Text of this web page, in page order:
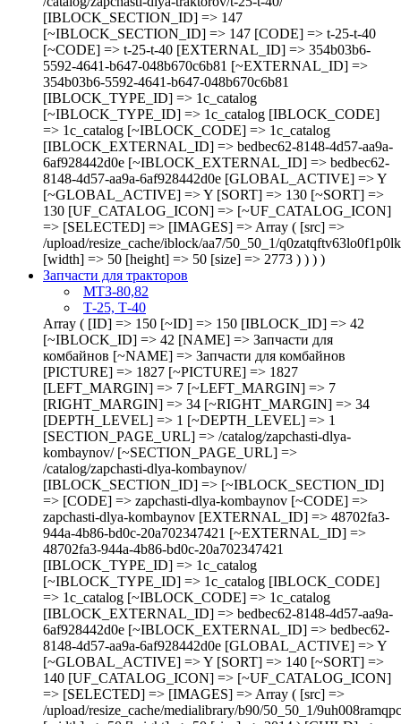
[IBLOCK_SECTION_ID] => 147
[~IBLOCK_SECTION_ID] => 147 [CODE] => t-25-t-40
[~CODE] => t-25-t-40 [EXTERNAL_ID] => 354b03b6-
5592-4641-b647-048b670c6b81 [~EXTERNAL_ID] =>
354b03b6-5592-4641-b647-048b670c6b81
[IBLOCK_TYPE_ID] => 1c_catalog
[~IBLOCK_TYPE_ID] => 1c_catalog [IBLOCK_CODE]
=> 1c_catalog [~IBLOCK_CODE] => 1c_catalog
[IBLOCK_EXTERNAL_ID] => bedbec62-8148-4d57-aa9a-
6af928442d0e [~IBLOCK_EXTERNAL_ID] => bedbec62-
8148-4d57-aa9a-6af928442d0e [GLOBAL_ACTIVE] => Y
[~GLOBAL_ACTIVE] => Y [SORT] => 130 [~SORT] =>
130 [UF_CATALOG_ICON] => [~UF_CATALOG_ICON]
=> [SELECTED] => [IMAGES] => Array ( [src] =>
/upload/resize_cache/iblock/aa7/50_50_1/
[width] => 50 [height] => 50 [size] => 2773 ) ) ) )
Запчасти для тракторов
МТЗ-80,82
Т-25, Т-40
Array ( [ID] => 150 [~ID] => 150 [IBLOCK_ID] => 42 [~IBLOCK_ID] => 42 [NAME] => Запчасти для комбайнов [~NAME] => Запчасти для комбайнов [PICTURE] => 1827 [~PICTURE] => 1827 [LEFT_MARGIN] => 7 [~LEFT_MARGIN] => 7 [RIGHT_MARGIN] => 34 [~RIGHT_MARGIN] => 34 [DEPTH_LEVEL] => 1 [~DEPTH_LEVEL] => 1 [SECTION_PAGE_URL] => /catalog/zapchasti-dlya-kombaynov/ [~SECTION_PAGE_URL] => /catalog/zapchasti-dlya-kombaynov/ [IBLOCK_SECTION_ID] => [~IBLOCK_SECTION_ID] => [CODE] => zapchasti-dlya-kombaynov [~CODE] => zapchasti-dlya-kombaynov [EXTERNAL_ID] => 48702fa3-944a-4b86-bd0c-20a702347421 [~EXTERNAL_ID] => 48702fa3-944a-4b86-bd0c-20a702347421 [IBLOCK_TYPE_ID] => 1c_catalog [~IBLOCK_TYPE_ID] => 1c_catalog [IBLOCK_CODE] => 1c_catalog [~IBLOCK_CODE] => 1c_catalog [IBLOCK_EXTERNAL_ID] => bedbec62-8148-4d57-aa9a-6af928442d0e [~IBLOCK_EXTERNAL_ID] => bedbec62-8148-4d57-aa9a-6af928442d0e [GLOBAL_ACTIVE] => Y [~GLOBAL_ACTIVE] => Y [SORT] => 140 [~SORT] => 140 [UF_CATALOG_ICON] => [~UF_CATALOG_ICON] => [SELECTED] => [IMAGES] => Array ( [src] => /upload/resize_cache/medialibrary/b90/50_50_1/9uh008ramqpcwo0uxswb0wveocjaej6w.png [width] => 50 [height] => 50 [size] => 3014 ) [CHILD] => Array ( [0] => Array ( [ID] => 151 [~ID] => 151 [IBLOCK_ID] => 42 [~IBLOCK_ID] => 42 [NAME] => ДОН [~NAME] => ДОН [PICTURE] => 1823 [~PICTURE] => 1823 [LEFT_MARGIN] => 8 [~LEFT_MARGIN] => 8 [RIGHT_MARGIN] => 9 [~RIGHT_MARGIN] => 9 [DEPTH_LEVEL] => 2 [~DEPTH_LEVEL] => 2 [SECTION_PAGE_URL] => /catalog/zapchasti-dlya-kombaynov/don/ [~SECTION_PAGE_URL] => /catalog/zapchasti-dlya-kombaynov/don/ [IBLOCK_SECTION_ID] => 150 [~IBLOCK_SECTION_ID] => 150 [CODE] => don [~CODE] => don [EXTERNAL_ID] => 9b3587df-6db2-4b91-983e-78d30bb70703 [~EXTERNAL_ID] => 9b3587df-6db2-4b91-983e-78d30bb70703 [IBLOCK_TYPE_ID] => 1c_catalog [~IBLOCK_TYPE_ID] => 1c_catalog [IBLOCK_CODE] => 1c_catalog [~IBLOCK_CODE] => 1c_catalog [IBLOCK_EXTERNAL_ID] => bedbec62-8148-4d57-aa9a-6af928442d0e [~IBLOCK_EXTERNAL_ID] => bedbec62-8148-4d57-aa9a-6af928442d0e [GLOBAL_ACTIVE] => Y [~GLOBAL_ACTIVE] => Y [SORT] => 150 [~SORT] => 150 [UF_CATALOG_ICON] => [~UF_CATALOG_ICON] => [SELECTED] => [IMAGES] => Array ( [src] => /upload/resize_cache/medialibrary/75b/50_50_1/q0pxbfrxcbnsm9308whpo90rqrcoe8pp.jpg [width] => 50 [height] => 50 [size] => 2215 ) ) [1] => Array ( [ID] => 152 [~ID] => 152 [IBLOCK_ID] => 42 [~IBLOCK_ID] => 42 [NAME] => ПОЛЕСЬЕ [~NAME] => ПОЛЕСЬЕ [PICTURE] => 1825 [~PICTURE] => 1825 [LEFT_MARGIN] => 10 [~LEFT_MARGIN] => 10 [RIGHT_MARGIN] => 11 [~RIGHT_MARGIN] => 11 [DEPTH_LEVEL] => 2 [~DEPTH_LEVEL] => 2 [SECTION_PAGE_URL] => /catalog/zapchasti-dlya-kombaynov/polese/ [~SECTION_PAGE_URL] => /catalog/zapchasti-dlya-kombaynov/polese/ [IBLOCK_SECTION_ID] => 150 [~IBLOCK_SECTION_ID] => 150 [CODE] => polese [~CODE] => polese [EXTERNAL_ID] => df11b133-16f2-4774-a989-05f2563b8bf3 [~EXTERNAL_ID] => df11b133-16f2-4774-a989-05f2563b8bf3 [IBLOCK_TYPE_ID] => 1c_catalog [~IBLOCK_TYPE_ID] => 1c_catalog [IBLOCK_CODE] => 1c_catalog [~IBLOCK_CODE] => 1c_catalog [IBLOCK_EXTERNAL_ID] => bedbec62-8148-4d57-aa9a-6af928442d0e [~IBLOCK_EXTERNAL_ID] => bedbec62-8148-4d57-aa9a-6af928442d0e [GLOBAL_ACTIVE] => Y [~GLOBAL_ACTIVE] => Y [SORT] => 160 [~SORT] => 160 [UF_CATALOG_ICON] => [~UF_CATALOG_ICON] => [SELECTED] => [IMAGES] => Array ( [src] => /upload/resize_cache/medialibrary/6ff/50_50_1/xwgdczjpm45uv7ehe6t1unaf650x3uax.png [width] => 50 [height] => 50 [size] => 2835 ) ) [2] => Array ( [ID] => 153 [~ID] => 153 [IBLOCK_ID] => 42 [~IBLOCK_ID] => 42 [NAME] => Звёздочки к цепям [~NAME] => Звёздочки к цепям [PICTURE] => 1718 [~PICTURE] => 1718 [LEFT_MARGIN] => 12 [~LEFT_MARGIN] => 12 [RIGHT_MARGIN] => 13 [~RIGHT_MARGIN] => 13 [DEPTH_LEVEL] => 2 [~DEPTH_LEVEL] => 2 [SECTION_PAGE_URL] => /catalog/zapchasti-dlya-kombaynov/zvyezdochki-k-tsepyam/ [~SECTION_PAGE_URL] => /catalog/zapchasti-dlya-kombaynov/zvyezdochki-k-tsepyam/ [IBLOCK_SECTION_ID] => 150 [~IBLOCK_SECTION_ID] => 150 [CODE] => zvyezdochki-k-tsepyam [~CODE] => zvyezdochki-k-tsepyam [EXTERNAL_ID] => 3b3b00be-63e9-4f89-a77a-65e70f7c7d2f [~EXTERNAL_ID] => 3b3b00be-63e9-4f89-a77a-65e70f7c7d2f [IBLOCK_TYPE_ID] => 1c_catalog [~IBLOCK_TYPE_ID] => 1c_catalog [IBLOCK_CODE] => 1c_catalog [~IBLOCK_CODE] => 1c_catalog [IBLOCK_EXTERNAL_ID] => bedbec62-8148-4d57-aa9a-6af928442d0e [~IBLOCK_EXTERNAL_ID] => bedbec62-8148-4d57-aa9a-6af928442d0e [GLOBAL_ACTIVE] => Y [~GLOBAL_ACTIVE] => Y [SORT] => 170 [~SORT] => 170 [UF_CATALOG_ICON] => [~UF_CATALOG_ICON] => [SELECTED] => [IMAGES] => Array ( [src] => /upload/resize_cache/medialibrary/8d5/50_50_1/rk9b069bipa6k6s5mm8mz8feasc28ity.jpg [width] => 49 [height] => 50 [size] => 1969 ) ) [3] => Array ( [ID] => 213 [~ID] => 213 [IBLOCK_ID] => 42 [~IBLOCK_ID] => 42 [NAME] => Вектор [~NAME] => Вектор [PICTURE] => 8734 [~PICTURE] => 8734 [LEFT_MARGIN] => 18 [~LEFT_MARGIN] => 18 [RIGHT_MARGIN] => 19 [~RIGHT_MARGIN] => 19 [DEPTH_LEVEL] => 2 [~DEPTH_LEVEL] => 2 [SECTION_PAGE_URL] => /catalog/zapchasti-dlya-kombaynov/vektor/ [~SECTION_PAGE_URL] => /catalog/zapchasti-dlya-kombaynov/vektor/ [IBLOCK_SECTION_ID] => 150 [~IBLOCK_SECTION_ID] => 150 [CODE] => vektor [~CODE] => vektor [EXTERNAL_ID] => [~EXTERNAL_ID] => [IBLOCK_TYPE_ID] => 1c_catalog [~IBLOCK_TYPE_ID] => 1c_catalog [IBLOCK_CODE] => 1c_catalog [~IBLOCK_CODE] => 1c_catalog [IBLOCK_EXTERNAL_ID] => bedbec62-8148-4d57-aa9a-6af928442d0e [~IBLOCK_EXTERNAL_ID] => bedbec62-8148-4d57-aa9a-6af928442d0e [GLOBAL_ACTIVE] => Y [~GLOBAL_ACTIVE] => Y [SORT] => 500 [~SORT] => 500 [UF_CATALOG_ICON] => [~UF_CATALOG_ICON] => [SELECTED] => [IMAGES] => Array ( [src] => /upload/resize_cache/iblock/3de/50_50_1/d0ifcssmfwe5nlaxo1gws3yrjyo7s322.jpg [width] => 50 [height] => 50 [size] => 2519 ) ) [4] => Array ( [ID] => 214 [~ID] => 214 [IBLOCK_ID] => 42 [~IBLOCK_ID] => 42 [NAME] => Торум [~NAME] => Торум [PICTURE] => 8735 [~PICTURE] => 8735